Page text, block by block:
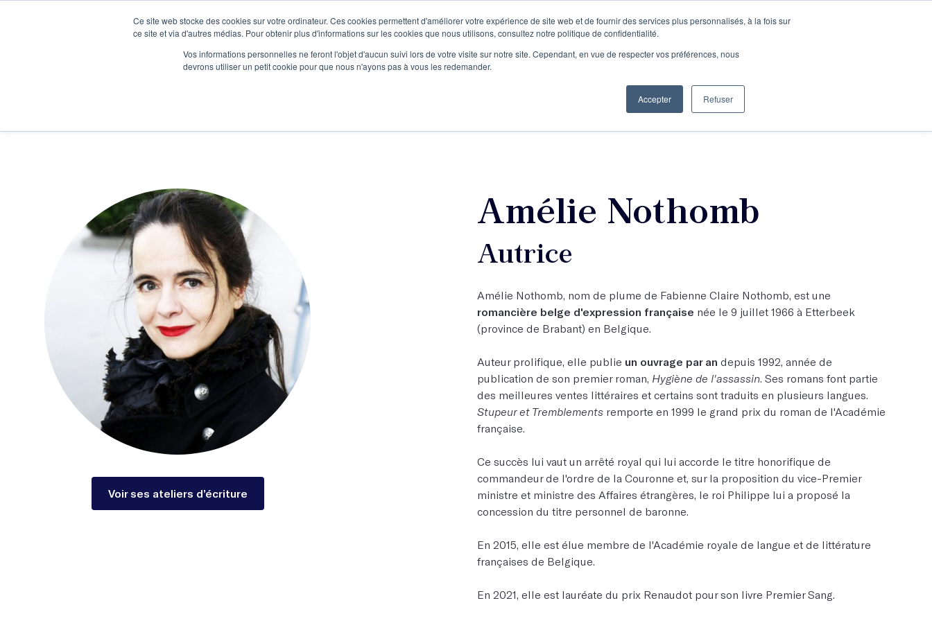
Ce site web stocke des cookies sur votre ordinateur. Ces cookies permettent d'améliorer votre expérience de site web et de fournir des services plus personnalisés, à la fois sur
ce site et via d'autres médias. Pour obtenir plus d'informations sur les cookies que nous utilisons, consultez notre politique de confidentialité.
Vos informations personnelles ne feront l'objet d'aucun suivi lors de votre visite sur notre site. Cependant, en vue de respecter vos préférences, nous
devrons utiliser un petit cookie pour que nous n'ayons pas à vous les redemander.
Accepter Refuser
Je participe à une session d’information Le podcast L'infolettre Se connecter Je découvre les ateliers
Entreprises
Voir ses ateliers d’écriture
Amélie Nothomb
Autrice
Amélie Nothomb, nom de plume de Fabienne Claire Nothomb, est une
romancière belge d'expression française née le 9 juillet 1966 à Etterbeek
(province de Brabant) en Belgique.
Auteur prolifique, elle publie un ouvrage par an depuis 1992, année de
publication de son premier roman, Hygiène de l'assassin. Ses romans font partie
des meilleures ventes littéraires et certains sont traduits en plusieurs langues.
Stupeur et Tremblements remporte en 1999 le grand prix du roman de l'Académie
française.
Ce succès lui vaut un arrêté royal qui lui accorde le titre honorifique de
commandeur de l'ordre de la Couronne et, sur la proposition du vice-Premier
ministre et ministre des Affaires étrangères, le roi Philippe lui a proposé la
concession du titre personnel de baronne.
En 2015, elle est élue membre de l'Académie royale de langue et de littérature
françaises de Belgique.
En 2021, elle est lauréate du prix Renaudot pour son livre Premier Sang.